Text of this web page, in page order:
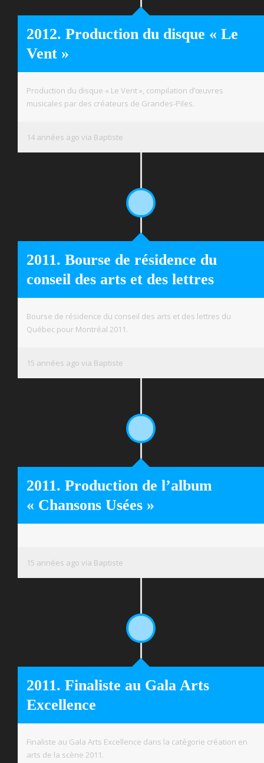
2012. Production du disque « Le
Vent »
Production du disque « Le Vent », compilation d’œuvres
musicales par des créateurs de Grandes-Piles.
14 années ago via Baptiste
2011. Bourse de résidence du
conseil des arts et des lettres
Bourse de résidence du conseil des arts et des lettres du
Québec pour Montréal 2011.
15 années ago via Baptiste
2011. Production de l’album
« Chansons Usées »
15 années ago via Baptiste
2011. Finaliste au Gala Arts
Excellence
Finaliste au Gala Arts Excellence dans la catégorie création en
arts de la scène 2011.